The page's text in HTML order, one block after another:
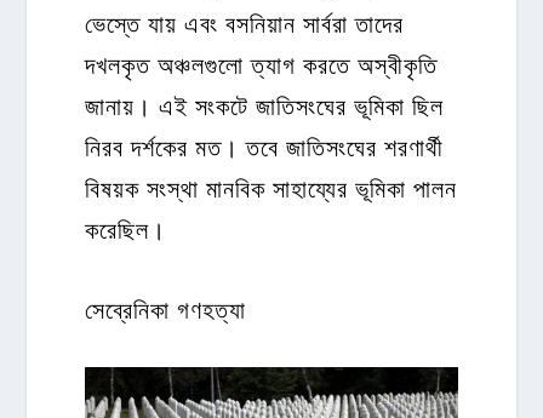
ভেস্তে যায় এবং বসনিয়ান সার্বরা তাদের
দখলকৃত অঞ্চলগুলো ত্যাগ করতে অস্বীকৃতি
জানায়। এই সংকটে জাতিসংঘের ভূমিকা ছিল
নিরব দর্শকের মত। তবে জাতিসংঘের শরণার্থী
বিষয়ক সংস্থা মানবিক সাহায্যের ভূমিকা পালন
করেছিল।
সেব্রেনিকা গণহত্যা